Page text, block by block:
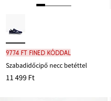
9774 Ft FINED kóddal
Szabadidőcipő necc betéttel
11 499 Ft